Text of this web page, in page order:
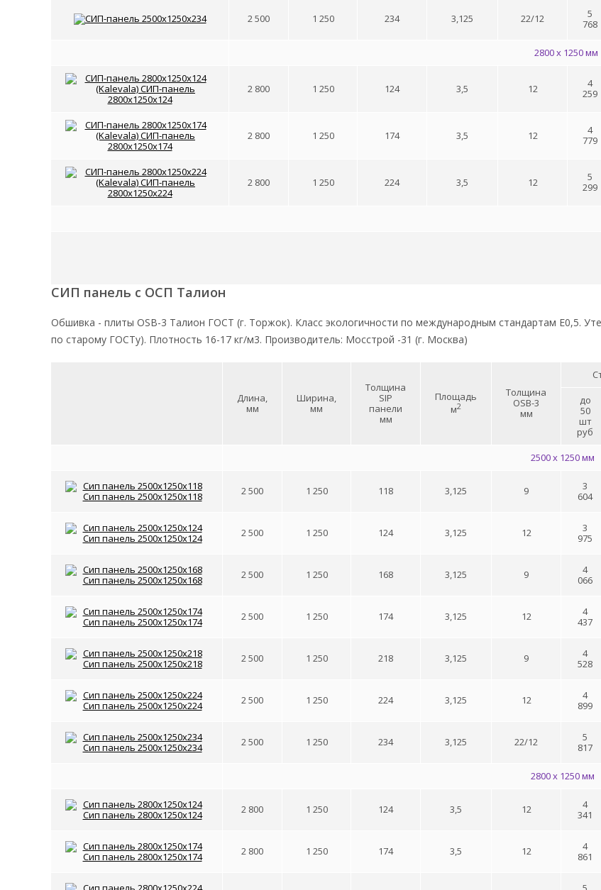
2 500 1 250 234 3,125 22/12
5
768
2800 x 1250 мм
2 800 1 250 124 3,5 12
4
259
2 800 1 250 174 3,5 12
4
779
2 800 1 250 224 3,5 12
5
299
СИП панель с ОСП Талион
Обшивка - плиты ОSB-3 Талион ГОСТ (г. Торжок). Класс экологичности по международным стандартам Е0,5.
по старому ГОСТу). Плотность 16-17 кг/м3. Производитель: Мосстрой -31 (г. Москва)
Длина,
мм
Ширина,
мм
Толщина
SIP
панели
мм
Площадь
м2
Толщина
OSB-3
мм
до
50
шт
руб
2500 x 1250 мм
2 500 1 250 118 3,125 9
3
604
2 500 1 250 124 3,125 12
3
975
2 500 1 250 168 3,125 9
4
066
2 500 1 250 174 3,125 12
4
437
2 500 1 250 218 3,125 9
4
528
2 500 1 250 224 3,125 12
4
899
2 500 1 250 234 3,125 22/12
5
817
2800 x 1250 мм
2 800 1 250 124 3,5 12
4
341
2 800 1 250 174 3,5 12
4
861